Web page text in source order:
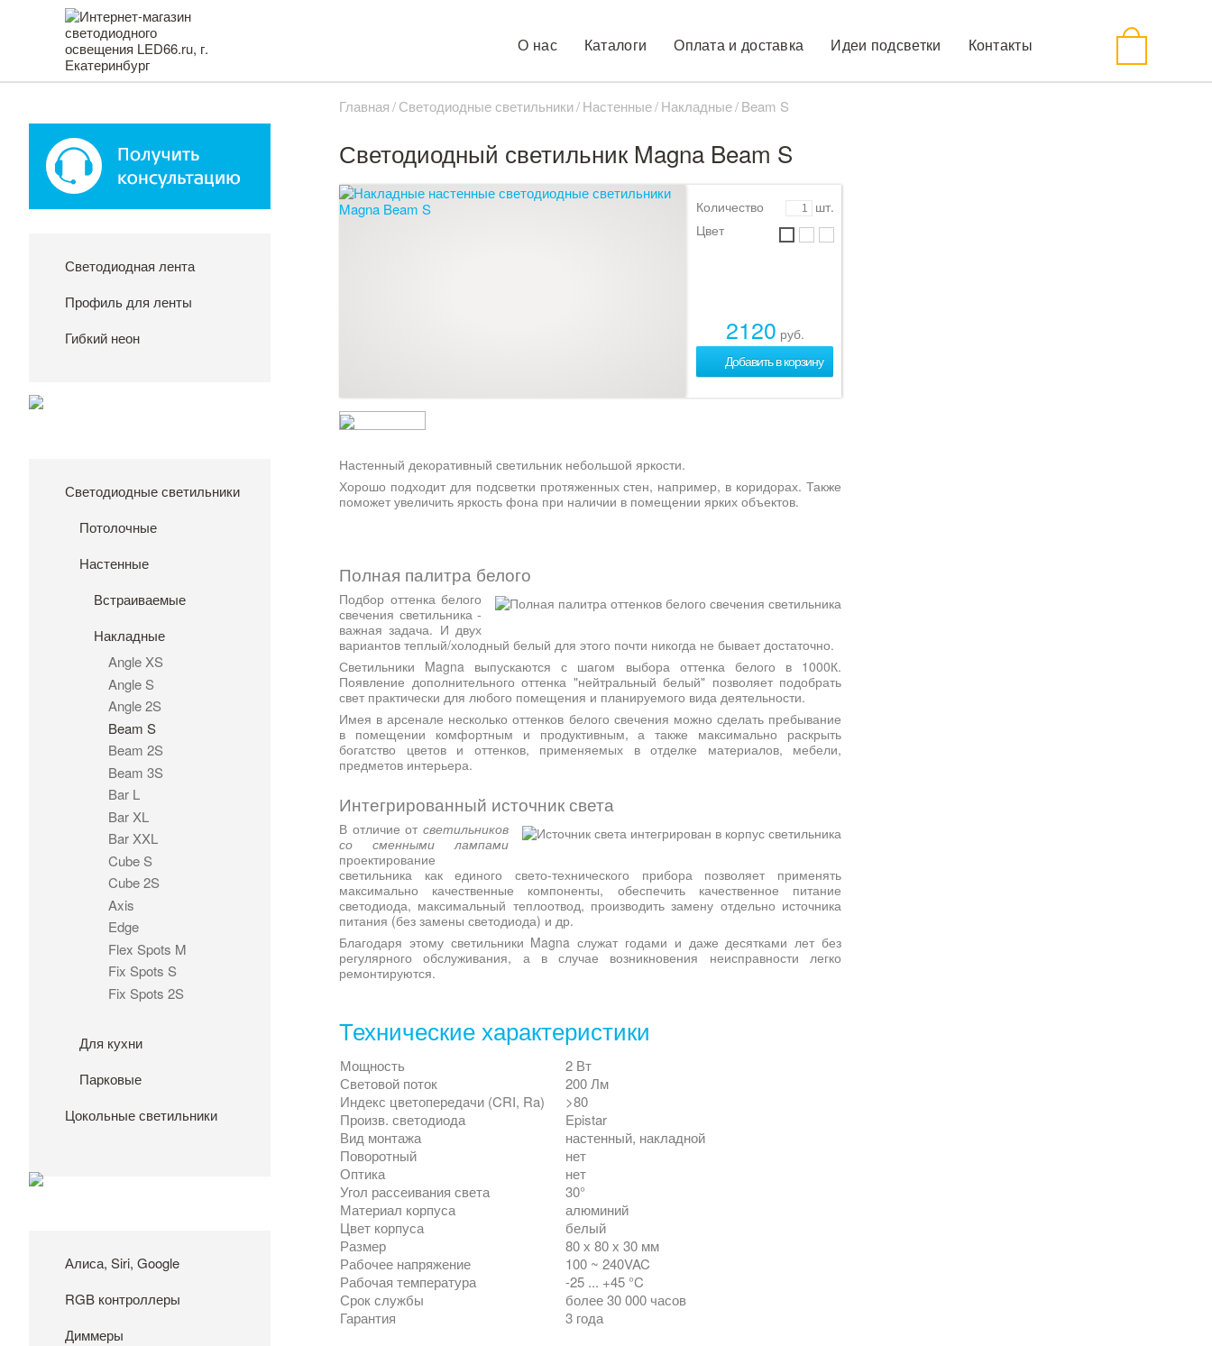
О нас Каталоги Оплата и доставка Идеи подсветки Контакты
Светодиодная лента
Профиль для ленты
Гибкий неон
Светодиодные светильники
Потолочные
Настенные
Встраиваемые
Накладные
Angle XS
Angle S
Angle 2S
Beam S
Beam 2S
Beam 3S
Bar L
Bar XL
Bar XXL
Cube S
Cube 2S
Axis
Edge
Flex Spots M
Fix Spots S
Fix Spots 2S
Для кухни
Парковые
Цокольные светильники
Алиса, Siri, Google
RGB контроллеры
Диммеры
Главная Светодиодные светильники Настенные Накладные Beam S
Светодиодный светильник Magna Beam S
Количество
шт.
Цвет
2120 руб.
Добавить в корзину
Настенный декоративный светильник небольшой яркости.
Хорошо подходит для подсветки протяженных стен, например, в коридорах. Также
поможет увеличить яркость фона при наличии в помещении ярких объектов.
Полная палитра белого
Подбор оттенка белого
свечения светильника -
важная задача. И двух
вариантов теплый/холодный белый для этого почти никогда не бывает достаточно.
Светильники Magna выпускаются с шагом выбора оттенка белого в 1000К.
Появление дополнительного оттенка "нейтральный белый" позволяет подобрать
свет практически для любого помещения и планируемого вида деятельности.
Имея в арсенале несколько оттенков белого свечения можно сделать пребывание
в помещении комфортным и продуктивным, а также максимально раскрыть
богатство цветов и оттенков, применяемых в отделке материалов, мебели,
предметов интерьера.
Интегрированный источник света
В отличие от светильников
со сменными лампами
проектирование
светильника как единого свето-технического прибора позволяет применять
максимально качественные компоненты, обеспечить качественное питание
светодиода, максимальный теплоотвод, производить замену отдельно источника
питания (без замены светодиода) и др.
Благодаря этому светильники Magna служат годами и даже десятками лет без
регулярного обслуживания, а в случае возникновения неисправности легко
ремонтируются.
Технические характеристики
Мощность
2 Вт
Световой поток
200 Лм
Индекс цветопередачи (CRI, Ra)
>80
Произв. светодиода
Epistar
Вид монтажа
настенный, накладной
Поворотный
нет
Оптика
нет
Угол рассеивания света
30°
Материал корпуса
алюминий
Цвет корпуса
белый
Размер
80 х 80 х 30 мм
Рабочее напряжение
100 ~ 240VAC
Рабочая температура
-25 ... +45 °C
Срок службы
более 30 000 часов
Гарантия
3 года